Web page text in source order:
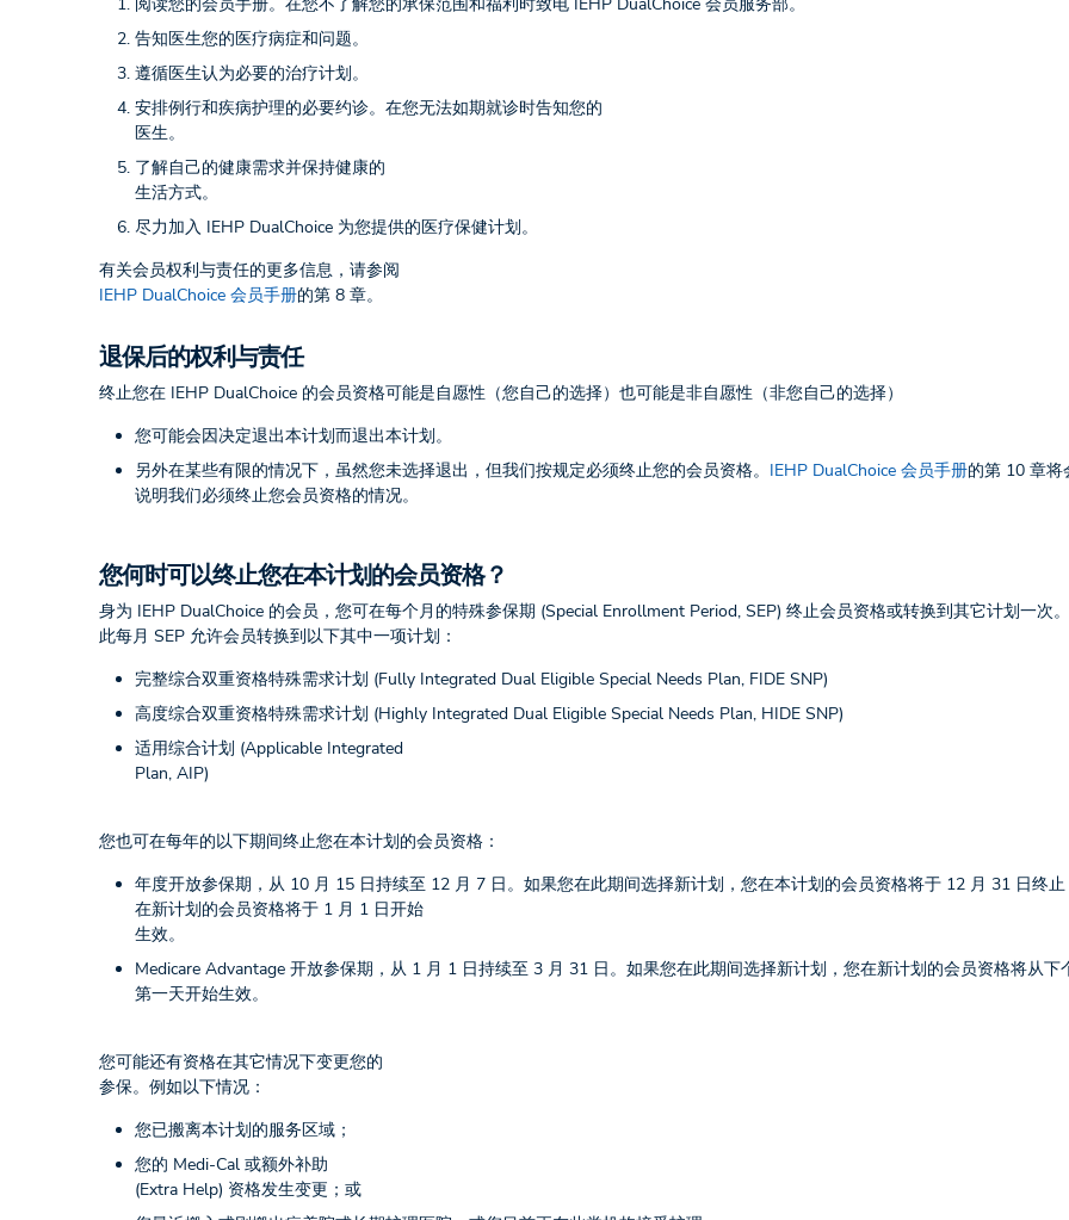
告知医生您的医疗病症和问题。
遵循医生认为必要的治疗计划。
安排例行和疾病护理的必要约诊。在您无法如期就诊时告知您的
医生。
了解自己的健康需求并保持健康的
生活方式。
尽力加入 IEHP DualChoice 为您提供的医疗保健计划。
有关会员权利与责任的更多信息，请参阅
IEHP DualChoice 会员手册的第 8 章。
退保后的权利与责任
终止您在 IEHP DualChoice 的会员资格可能是自愿性（您自己的选择）也可能是非自愿性（非您自己的选择）
您可能会因决定退出本计划而退出本计划。
另外在某些有限的情况下，虽然您未选择退出，但我们按规定必须终止您的会员资格。 IEHP DualChoice 会员手册的第 10 章将
说明我们必须终止您会员资格的情况。
您何时可以终止您在本计划的会员资格？
身为 IEHP DualChoice 的会员，您可在每个月的特殊参保期 (Special Enrollment Period, SEP) 终止会员资格或转换到其它计划一次。
此每月 SEP 允许会员转换到以下其中一项计划：
完整综合双重资格特殊需求计划 (Fully Integrated Dual Eligible Special Needs Plan, FIDE SNP)
高度综合双重资格特殊需求计划 (Highly Integrated Dual Eligible Special Needs Plan, HIDE SNP)
适用综合计划 (Applicable Integrated
Plan, AIP)
您也可在每年的以下期间终止您在本计划的会员资格：
年度开放参保期，从 10 月 15 日持续至 12 月 7 日。如果您在此期间选择新计划，您在本计划的会员资格将于 12 月 31 日终
在新计划的会员资格将于 1 月 1 日开始
生效。
Medicare Advantage 开放参保期，从 1 月 1 日持续至 3 月 31 日。如果您在此期间选择新计划，您在新计划的会员资格将从下
第一天开始生效。
您可能还有资格在其它情况下变更您的
参保。例如以下情况：
您已搬离本计划的服务区域；
您的 Medi-Cal 或额外补助
(Extra Help) 资格发生变更；或